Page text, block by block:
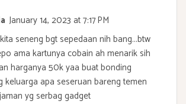
January 14, 2023 at 7:17 PM
seneng bgt sepedaan nih bang...btw
ama kartunya cobain ah menarik sih
harganya 50k yaa buat bonding
keluarga apa seseruan bareng temen
yg serbag gadget